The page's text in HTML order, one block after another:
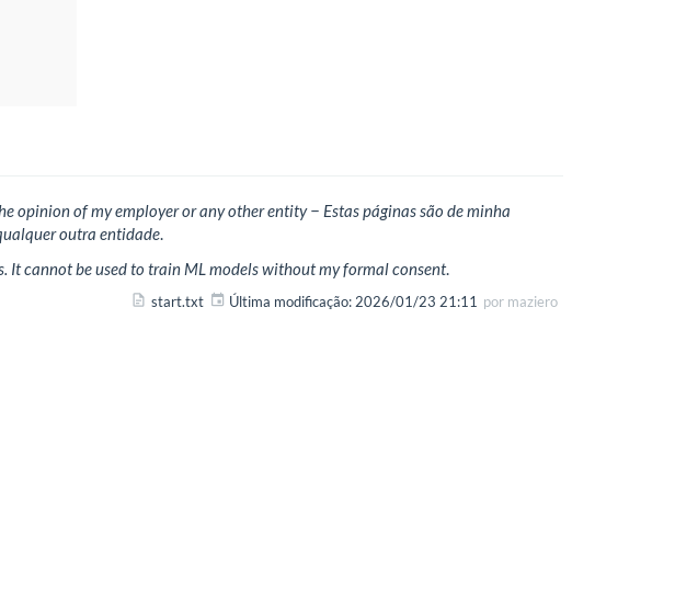
opinion of my employer or any other entity − Estas páginas são de minha
outra entidade.
It cannot be used to train ML models without my formal consent.
start.txt Última modificação: 2026/01/23 21:11 por maziero